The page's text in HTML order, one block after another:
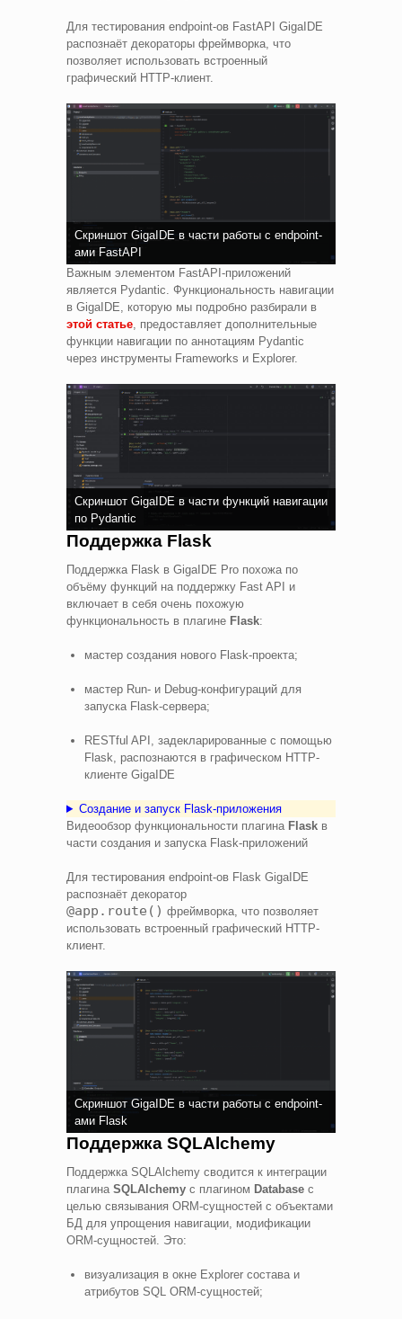
Для тестирования endpoint-ов FastAPI GigaIDE
распознаёт декораторы фреймворка, что
позволяет использовать встроенный
графический HTTP-клиент.
Скриншот GigaIDE в части работы с endpoint-
ами FastAPI
Важным элементом FastAPI-приложений
является Pydantic. Функциональность навигации
в GigaIDE, которую мы подробно разбирали в
этой статье, предоставляет дополнительные
функции навигации по аннотациям Pydantic
через инструменты Frameworks и Explorer.
Скриншот GigaIDE в части функций навигации
по Pydantic
Поддержка Flask
Поддержка Flask в GigaIDE Pro похожа по
объёму функций на поддержку Fast API и
включает в себя очень похожую
функциональность в плагине Flask:
мастер создания нового Flask-проекта;
мастер Run- и Debug-конфигураций для
запуска Flask-сервера;
RESTful API, задекларированные с помощью
Flask, распознаются в графическом HTTP-
клиенте GigaIDE
Создание и запуск Flask-приложения
Видеообзор функциональности плагина Flask в
части создания и запуска Flask-приложений
Для тестирования endpoint-ов Flask GigaIDE
распознаёт декоратор
@app.route() фреймворка, что позволяет
использовать встроенный графический HTTP-
клиент.
Скриншот GigaIDE в части работы с endpoint-
ами Flask
Поддержка SQLAlchemy
Поддержка SQLAlchemy сводится к интеграции
плагина SQLAlchemy с плагином Database с
целью связывания ORM-сущностей с объектами
БД для упрощения навигации, модификации
ORM-сущностей. Это:
визуализация в окне Explorer состава и
атрибутов SQL ORM-сущностей;